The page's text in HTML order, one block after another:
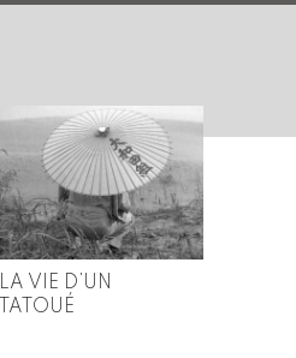
LA VIE D’UN
TATOUÉ